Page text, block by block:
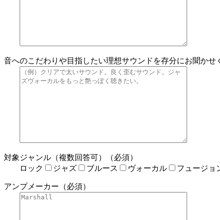
音へのこだわりや目指したい理想サウンドを存分にお聞かせ
対象ジャンル（複数回答可）（必須）
ロック
ジャズ ブルース ヴォーカル フュージョ
アンプメーカー（必須）